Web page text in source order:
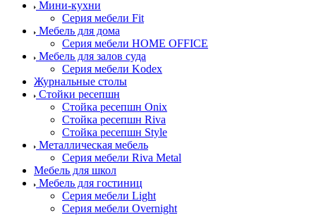
Мини-кухни
Серия мебели Fit
Мебель для дома
Серия мебели HOME OFFICE
Мебель для залов суда
Серия мебели Kodex
Журнальные столы
Стойки ресепшн
Стойка ресепшн Onix
Стойка ресепшн Riva
Стойка ресепшн Style
Металлическая мебель
Серия мебели Riva Metal
Мебель для школ
Мебель для гостиниц
Серия мебели Light
Серия мебели Overnight